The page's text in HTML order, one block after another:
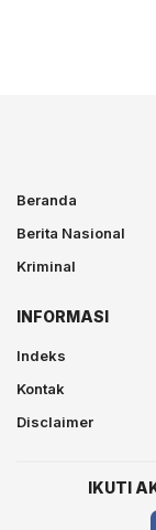
Beranda
Berita Nasional
Kriminal
INFORMASI
Indeks
Kontak
Disclaimer
IKUTI